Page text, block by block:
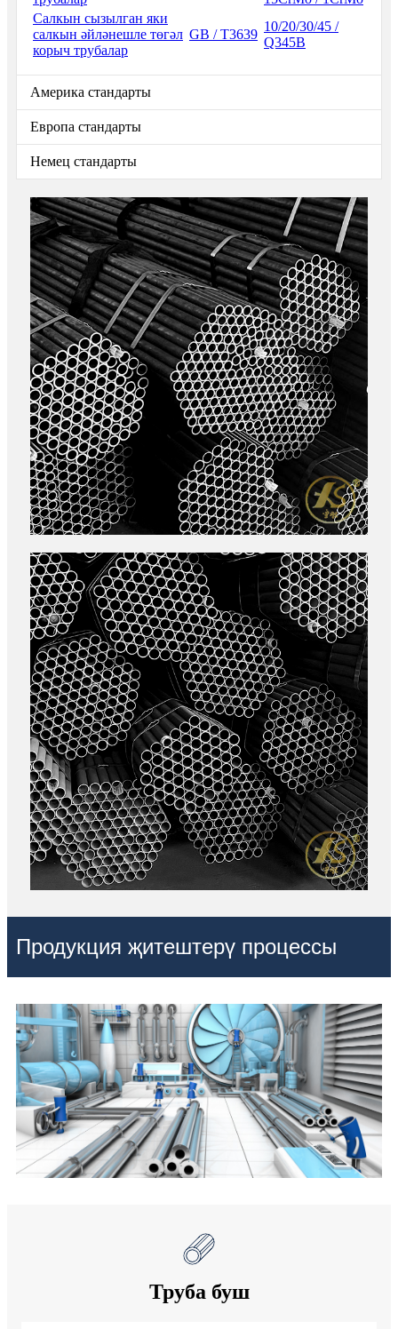
Салкын сызылган яки
салкын әйләнешле төгәл
корыч трубалар
GB / T3639
10/20/30/45 /
Q345B
Америка стандарты
Европа стандарты
Немец стандарты
Продукция җитештерү процессы
Труба буш